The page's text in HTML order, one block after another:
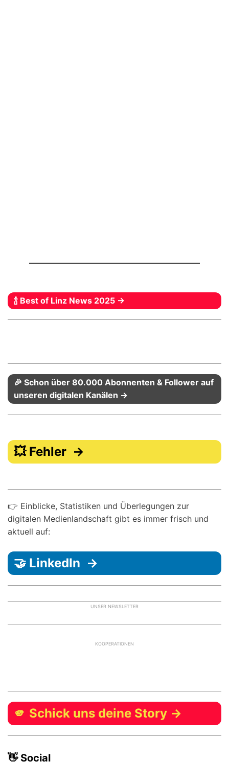
🍾 Best of Linz News 2025 →
🎉 Schon über 80.000 Abonnenten & Follower auf
unseren digitalen Kanälen →
💥 Fehler →
👉 Einblicke, Statistiken und Überlegungen zur
digitalen Medienlandschaft gibt es immer frisch und
aktuell auf:
🤝 LinkedIn →
UNSER NEWSLETTER
KOOPERATIONEN
🫵 Schick uns deine Story →
👋 Social